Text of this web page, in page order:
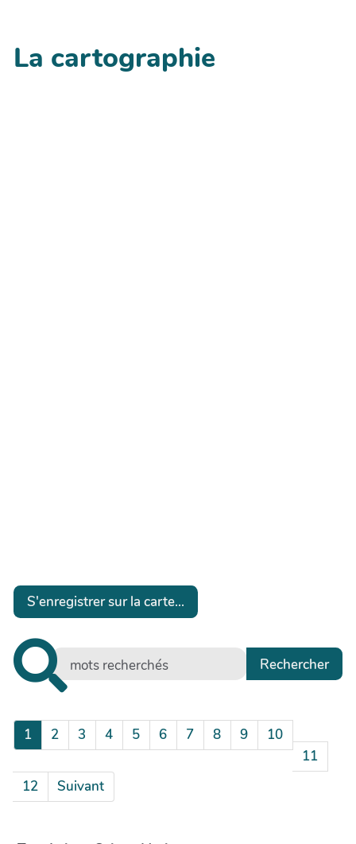
La cartographie
S'enregistrer sur la carte...
1 2 3 4 5 6 7 8 9
10
11
12
Suivant